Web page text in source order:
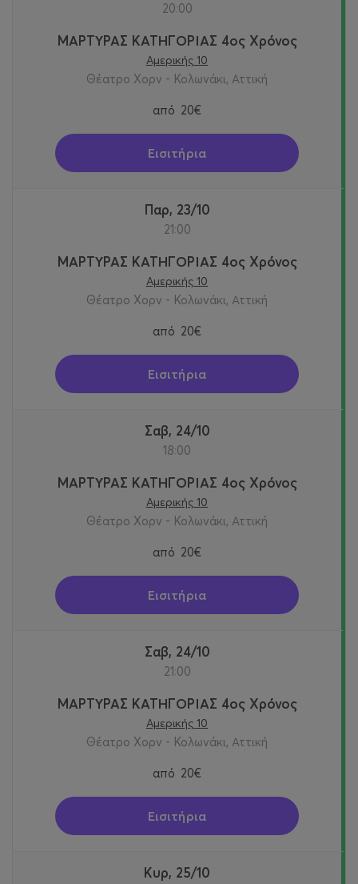
20:00
ΜΑΡΤΥΡΑΣ ΚΑΤΗΓΟΡΙΑΣ 4ος Χρόνος
Αμερικής 10
Θέατρο Χορν - Κολωνάκι, Αττική
από 20€
Εισιτήρια
Παρ, 23/10
21:00
ΜΑΡΤΥΡΑΣ ΚΑΤΗΓΟΡΙΑΣ 4ος Χρόνος
Αμερικής 10
Θέατρο Χορν - Κολωνάκι, Αττική
από 20€
Εισιτήρια
Σαβ, 24/10
18:00
ΜΑΡΤΥΡΑΣ ΚΑΤΗΓΟΡΙΑΣ 4ος Χρόνος
Αμερικής 10
Θέατρο Χορν - Κολωνάκι, Αττική
από 20€
Εισιτήρια
Σαβ, 24/10
21:00
ΜΑΡΤΥΡΑΣ ΚΑΤΗΓΟΡΙΑΣ 4ος Χρόνος
Αμερικής 10
Θέατρο Χορν - Κολωνάκι, Αττική
από 20€
Εισιτήρια
Κυρ, 25/10